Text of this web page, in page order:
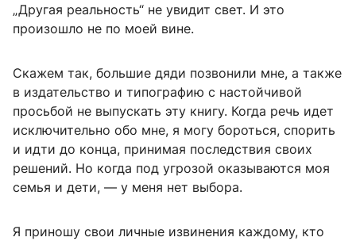
„Другая реальность“ не увидит свет. И это
произошло не по моей вине.
Скажем так, большие дяди позвонили мне, а также
в издательство и типографию с настойчивой
просьбой не выпускать эту книгу. Когда речь идет
исключительно обо мне, я могу бороться, спорить
и идти до конца, принимая последствия своих
решений. Но когда под угрозой оказываются моя
семья и дети, — у меня нет выбора.
Я приношу свои личные извинения каждому, кто